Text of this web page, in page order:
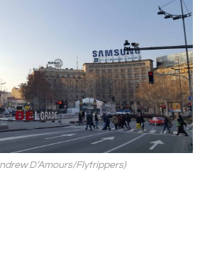
D’Amours/Flytrippers)